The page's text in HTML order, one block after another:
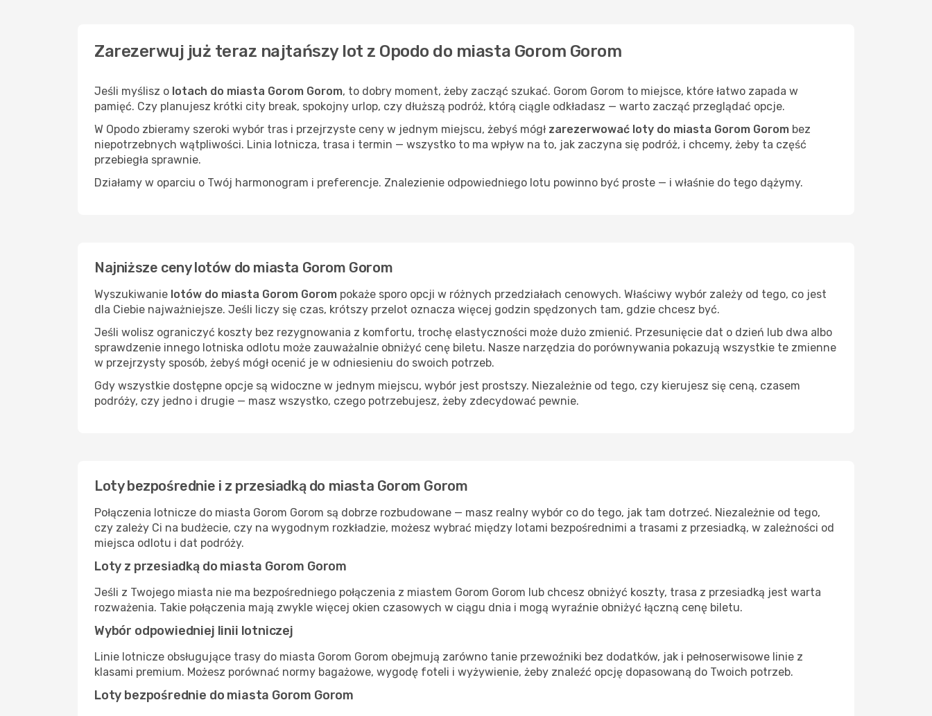
Zarezerwuj już teraz najtańszy lot z Opodo do miasta Gorom Gorom
Jeśli myślisz o lotach do miasta Gorom Gorom, to dobry moment, żeby zacząć szukać. Gorom Gorom to miejsce, które łatwo zapada w
pamięć. Czy planujesz krótki city break, spokojny urlop, czy dłuższą podróż, którą ciągle odkładasz — warto zacząć przeglądać opcje.
W Opodo zbieramy szeroki wybór tras i przejrzyste ceny w jednym miejscu, żebyś mógł zarezerwować loty do miasta Gorom Gorom bez
niepotrzebnych wątpliwości. Linia lotnicza, trasa i termin — wszystko to ma wpływ na to, jak zaczyna się podróż, i chcemy, żeby ta część
przebiegła sprawnie.
Działamy w oparciu o Twój harmonogram i preferencje. Znalezienie odpowiedniego lotu powinno być proste — i właśnie do tego dążymy.
Najniższe ceny lotów do miasta Gorom Gorom
Wyszukiwanie lotów do miasta Gorom Gorom pokaże sporo opcji w różnych przedziałach cenowych. Właściwy wybór zależy od tego, co jest
dla Ciebie najważniejsze. Jeśli liczy się czas, krótszy przelot oznacza więcej godzin spędzonych tam, gdzie chcesz być.
Jeśli wolisz ograniczyć koszty bez rezygnowania z komfortu, trochę elastyczności może dużo zmienić. Przesunięcie dat o dzień lub dwa albo
sprawdzenie innego lotniska odlotu może zauważalnie obniżyć cenę biletu. Nasze narzędzia do porównywania pokazują wszystkie te zmienne
w przejrzysty sposób, żebyś mógł ocenić je w odniesieniu do swoich potrzeb.
Gdy wszystkie dostępne opcje są widoczne w jednym miejscu, wybór jest prostszy. Niezależnie od tego, czy kierujesz się ceną, czasem
podróży, czy jedno i drugie — masz wszystko, czego potrzebujesz, żeby zdecydować pewnie.
Loty bezpośrednie i z przesiadką do miasta Gorom Gorom
Połączenia lotnicze do miasta Gorom Gorom są dobrze rozbudowane — masz realny wybór co do tego, jak tam dotrzeć. Niezależnie od tego,
czy zależy Ci na budżecie, czy na wygodnym rozkładzie, możesz wybrać między lotami bezpośrednimi a trasami z przesiadką, w zależności od
miejsca odlotu i dat podróży.
Loty z przesiadką do miasta Gorom Gorom
Jeśli z Twojego miasta nie ma bezpośredniego połączenia z miastem Gorom Gorom lub chcesz obniżyć koszty, trasa z przesiadką jest warta
rozważenia. Takie połączenia mają zwykle więcej okien czasowych w ciągu dnia i mogą wyraźnie obniżyć łączną cenę biletu.
Wybór odpowiedniej linii lotniczej
Linie lotnicze obsługujące trasy do miasta Gorom Gorom obejmują zarówno tanie przewoźniki bez dodatków, jak i pełnoserwisowe linie z
klasami premium. Możesz porównać normy bagażowe, wygodę foteli i wyżywienie, żeby znaleźć opcję dopasowaną do Twoich potrzeb.
Loty bezpośrednie do miasta Gorom Gorom